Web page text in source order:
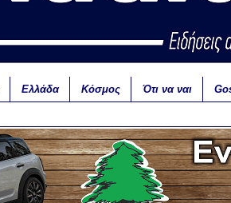
Ελλάδα Κόσμος Ότι να ναι